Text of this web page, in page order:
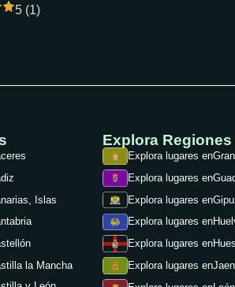
5 (1)
Islas
la Mancha
Explora Regiones
Explora lugares en
Explora lugares en
Explora lugares en
Explora lugares en
Explora lugares en
Explora lugares enJaen